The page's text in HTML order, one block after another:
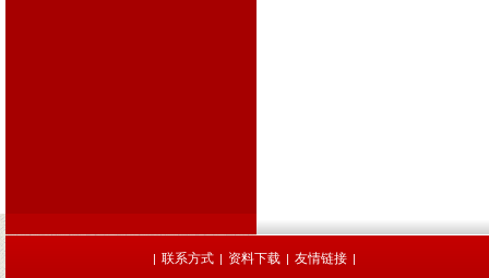
| 联系方式 | 资料下载 | 友情链接 |